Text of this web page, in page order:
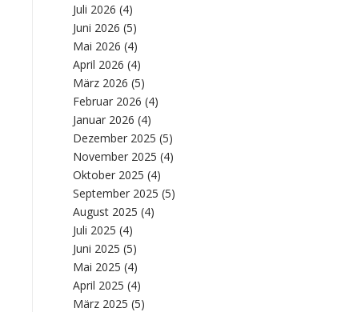
Juli 2026 (4)
Juni 2026 (5)
Mai 2026 (4)
April 2026 (4)
März 2026 (5)
Februar 2026 (4)
Januar 2026 (4)
Dezember 2025 (5)
November 2025 (4)
Oktober 2025 (4)
September 2025 (5)
August 2025 (4)
Juli 2025 (4)
Juni 2025 (5)
Mai 2025 (4)
April 2025 (4)
März 2025 (5)